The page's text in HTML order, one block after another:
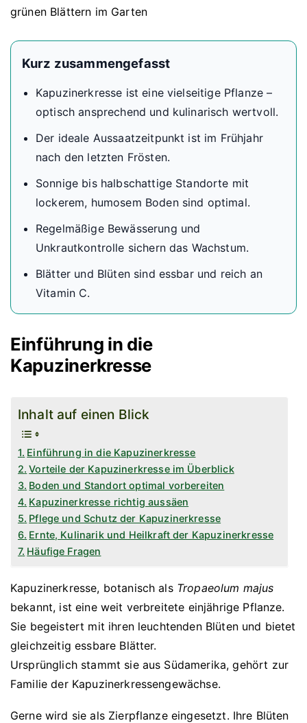
Kurz zusammengefasst
Kapuzinerkresse ist eine vielseitige Pflanze –
optisch ansprechend und kulinarisch wertvoll.
Der ideale Aussaatzeitpunkt ist im Frühjahr
nach den letzten Frösten.
Sonnige bis halbschattige Standorte mit
lockerem, humosem Boden sind optimal.
Regelmäßige Bewässerung und
Unkrautkontrolle sichern das Wachstum.
Blätter und Blüten sind essbar und reich an
Vitamin C.
Einführung in die
Kapuzinerkresse
Inhalt auf einen Blick
Einführung in die Kapuzinerkresse
Vorteile der Kapuzinerkresse im Überblick
Boden und Standort optimal vorbereiten
Kapuzinerkresse richtig aussäen
Pflege und Schutz der Kapuzinerkresse
Ernte, Kulinarik und Heilkraft der Kapuzinerkresse
Häufige Fragen
Kapuzinerkresse, botanisch als Tropaeolum majus
bekannt, ist eine weit verbreitete einjährige Pflanze.
Sie begeistert mit ihren leuchtenden Blüten und bietet
gleichzeitig essbare Blätter.
Ursprünglich stammt sie aus Südamerika, gehört zur
Familie der Kapuzinerkressengewächse.
Gerne wird sie als Zierpflanze eingesetzt. Ihre Blüten